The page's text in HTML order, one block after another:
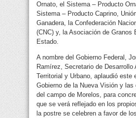
Ornato, el Sistema – Producto
Sistema – Producto Caprino,
Ganadera, la Confederación
(CNC) y, la Asociación de Granos
Estado.
A nombre del Gobierno Federal,
Ramírez, Secretario de Desarrollo
Territorial y Urbano, aplaudió este
Gobierno de la Nueva Visión y las
del campo de Morelos, para
que se verá reflejado en los
la postre se celebren a favor de